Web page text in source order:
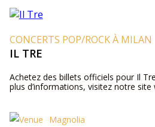
CONCERTS POP/ROCK À MILAN
IL TRE
Achetez des billets officiels pour Il
plus d’informations, visitez notre site
Magnolia